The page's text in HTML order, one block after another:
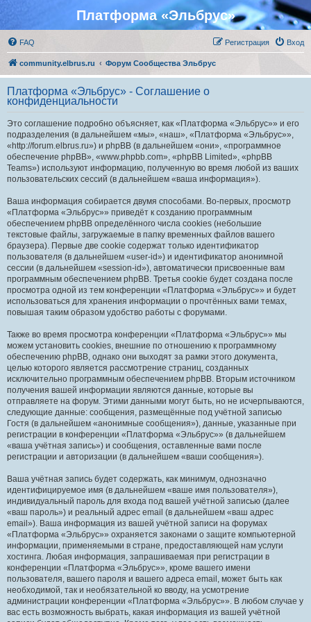
Платформа «Эльбрус»
FAQ Вход
Регистрация
community.elbrus.ru Форум Сообщества Эльбрус
Платформа «Эльбрус» - Соглашение о
конфиденциальности
Это соглашение подробно объясняет, как «Платформа «Эльбрус»» и его
подразделения (в дальнейшем «мы», «наш», «Платформа «Эльбрус»»,
«http://forum.elbrus.ru») и phpBB (в дальнейшем «они», «программное
обеспечение phpBB», «www.phpbb.com», «phpBB Limited», «phpBB
Teams») используют информацию, полученную во время любой из ваших
пользовательских сессий (в дальнейшем «ваша информация»).
Ваша информация собирается двумя способами. Во-первых, просмотр
«Платформа «Эльбрус»» приведёт к созданию программным
обеспечением phpBB определённого числа cookies (небольшие
текстовые файлы, загружаемые в папку временных файлов вашего
браузера). Первые две cookie содержат только идентификатор
пользователя (в дальнейшем «user-id») и идентификатор анонимной
сессии (в дальнейшем «session-id»), автоматически присвоенные вам
программным обеспечением phpBB. Третья cookie будет создана после
просмотра одной из тем конференции «Платформа «Эльбрус»» и будет
использоваться для хранения информации о прочтённых вами темах,
повышая таким образом удобство работы с форумами.
Также во время просмотра конференции «Платформа «Эльбрус»» мы
можем установить cookies, внешние по отношению к программному
обеспечению phpBB, однако они выходят за рамки этого документа,
целью которого является рассмотрение страниц, созданных
исключительно программным обеспечением phpBB. Вторым источником
получения вашей информации являются данные, которые вы
отправляете на форум. Этими данными могут быть, но не исчерпываются,
следующие данные: сообщения, размещённые под учётной записью
Гостя (в дальнейшем «анонимные сообщения»), данные, указанные при
регистрации в конференции «Платформа «Эльбрус»» (в дальнейшем
«ваша учётная запись») и сообщения, оставленные вами после
регистрации и авторизации (в дальнейшем «ваши сообщения»).
Ваша учётная запись будет содержать, как минимум, однозначно
идентифицируемое имя (в дальнейшем «ваше имя пользователя»),
индивидуальный пароль для входа под вашей учётной записью (далее
«ваш пароль») и реальный адрес email (в дальнейшем «ваш адрес
email»). Ваша информация из вашей учётной записи на форумах
«Платформа «Эльбрус»» охраняется законами о защите компьютерной
информации, применяемыми в стране, предоставляющей нам услуги
хостинга. Любая информация, запрашиваемая при регистрации в
конференции «Платформа «Эльбрус»», кроме вашего имени
пользователя, вашего пароля и вашего адреса email, может быть как
необходимой, так и необязательной ко вводу, на усмотрение
администрации конференции «Платформа «Эльбрус»». В любом случае у
вас есть возможность выбрать, какая информация из вашей учётной